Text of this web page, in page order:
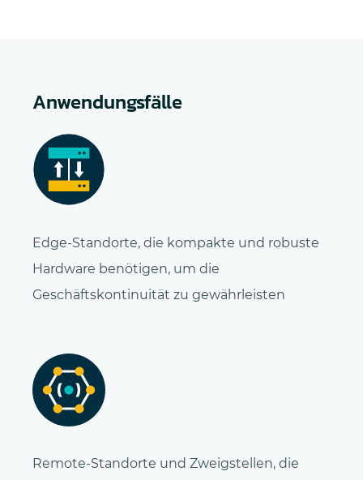
Anwendungsfälle
Edge-Standorte, die kompakte und robuste
Hardware benötigen, um die
Geschäftskontinuität zu gewährleisten
Remote-Standorte und Zweigstellen, die